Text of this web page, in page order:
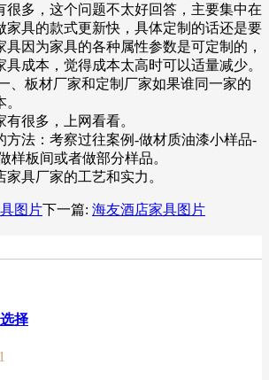
很多，这个问题不太好回答，主要集中在
家具的款式更新快，具体定制的话还是要
因为家具的各种属性参数是可定制的，
成本，觉得成本太高时可以适量减少。
、板材厂家和定制厂家如果谁同一家的
很多，上网看看。
方法：考察过往案例-做材质油漆小样品-
样板间或者做部分样品。
具厂家的工艺和实力。
图片下一篇: 海友酒店家具图片
择